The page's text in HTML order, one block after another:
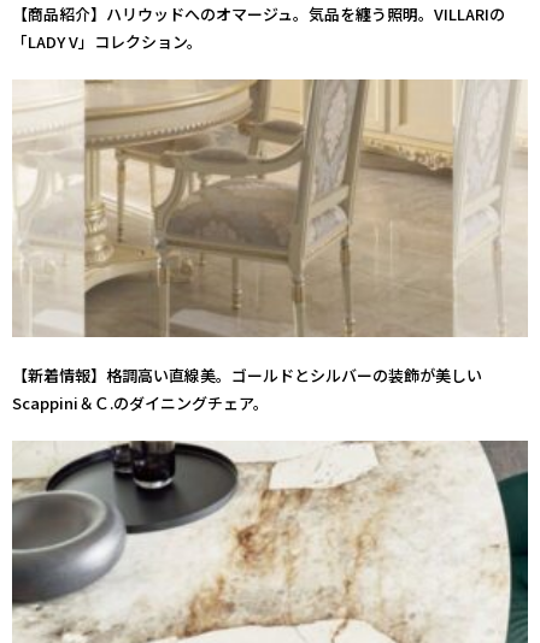
【商品紹介】ハリウッドへのオマージュ。気品を纏う照明。VILLARIの
「LADY V」コレクション。
【新着情報】格調高い直線美。ゴールドとシルバーの装飾が美しい
Scappini＆Ｃ.のダイニングチェア。